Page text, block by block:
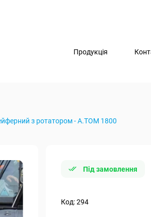
Продукція
з ротатором - А.ТОМ 1800
Під замовлення
Код: 294